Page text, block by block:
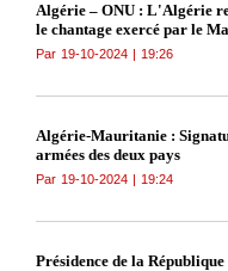
Algérie – ONU : L'Algérie
le chantage exercé par le
Par 19-10-2024 | 19:26
Algérie-Mauritanie :
armées des deux pays
Par 19-10-2024 | 19:24
Présidence de la